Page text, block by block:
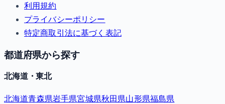
利用規約
プライバシーポリシー
特定商取引法に基づく表記
都道府県から探す
北海道・東北
北海道青森県岩手県宮城県秋田県山形県福島県